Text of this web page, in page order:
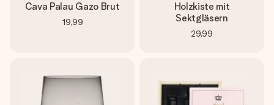
Cava Palau Gazo Brut
19,99
Holzkiste mit
Sektgläsern
29,99